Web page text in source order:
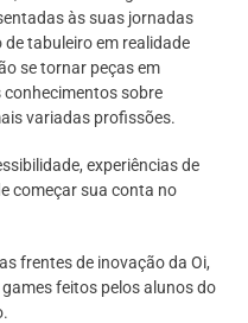
às suas jornadas
tabuleiro em realidade
se tornar peças em
sobre
variadas profissões.
experiências de
começar sua conta no
frentes de inovação da Oi,
feitos pelos alunos do